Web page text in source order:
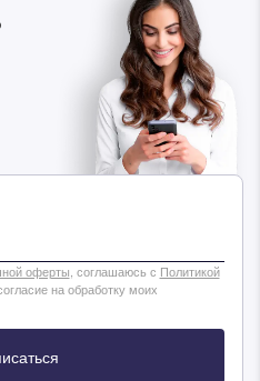
оферты , соглашаюсь с Политикой
на обработку моих
акции и горячие